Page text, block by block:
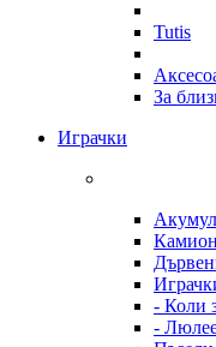
Tutis
За
Играчки
- Коли
-